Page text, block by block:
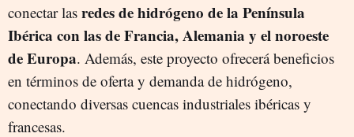
conectar las redes de hidrógeno de la Península
Ibérica con las de Francia, Alemania y el noroeste
de Europa. Además, este proyecto ofrecerá beneficios
en términos de oferta y demanda de hidrógeno,
conectando diversas cuencas industriales ibéricas y
francesas.